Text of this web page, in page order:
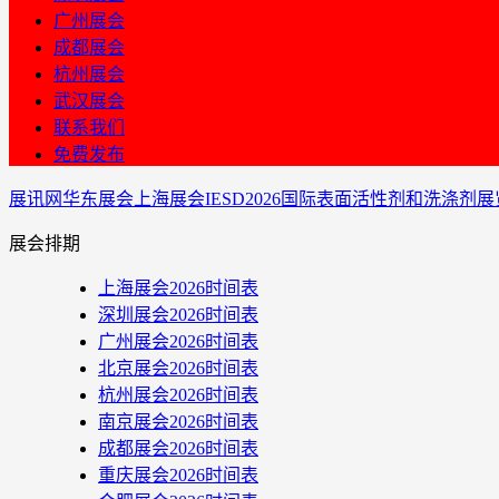
广州展会
成都展会
杭州展会
武汉展会
联系我们
免费发布
展讯网华东展会 上海展会IESD2026国际表面活性剂和洗涤剂
展会排期
上海展会2026时间表
深圳展会2026时间表
广州展会2026时间表
北京展会2026时间表
杭州展会2026时间表
南京展会2026时间表
成都展会2026时间表
重庆展会2026时间表